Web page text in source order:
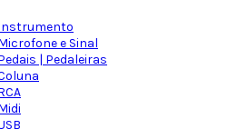
e Sinal
| Pedaleiras